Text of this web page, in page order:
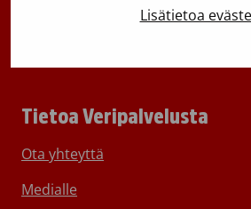
Lisätietoa
Tietoa Veripalvelusta
Ota yhteyttä
Medialle